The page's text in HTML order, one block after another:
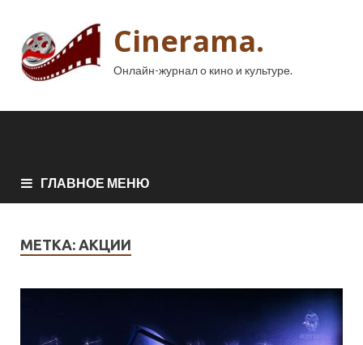
Cinerama.
Онлайн-журнал о кино и культуре.
ГЛАВНОЕ МЕНЮ
МЕТКА: АКЦИИ